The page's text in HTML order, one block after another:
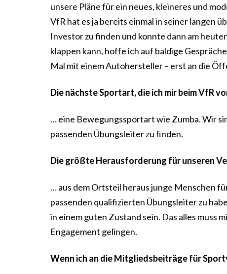
unsere Pläne für ein neues, kleineres und
VfR hat es ja bereits einmal in seiner langen
Investor zu finden und konnte dann am
klappen kann, hoffe ich auf baldige
Mal mit einem Autohersteller – erst an die
Die nächste Sportart, die ich mir beim VfR
… eine Bewegungssportart wie Zumba. Wir
passenden Übungsleiter zu finden.
Die größte Herausforderung für unseren
… aus dem Ortsteil heraus junge Menschen
passenden qualifizierten Übungsleiter zu
in einem guten Zustand sein. Das alles
Engagement gelingen.
Wenn ich an die Mitgliedsbeiträge für